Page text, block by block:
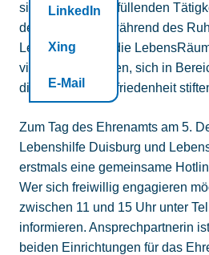
LinkedIn
Xing
E-Mail
sinnvollen und erfüllenden
dem Beruf oder während des
Lebenshilfe und die
viele Möglichkeiten, sich in
die Glück und Zufriedenheit
Zum Tag des Ehrenamts am 5.
Lebenshilfe Duisburg und
erstmals eine gemeinsame
Wer sich freiwillig engagieren
zwischen 11 und 15 Uhr unter
informieren. Ansprechpartnerin
beiden Einrichtungen für das